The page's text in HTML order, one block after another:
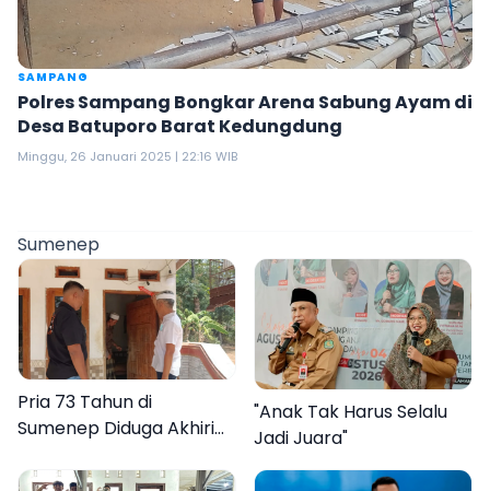
SAMPANG
Polres Sampang Bongkar Arena Sabung Ayam di
Desa Batuporo Barat Kedungdung
Minggu, 26 Januari 2025 | 22:16 WIB
Sumenep
Pria 73 Tahun di
Sumenep Diduga Akhiri
"Anak Tak Harus Selalu
Jadi Juara"